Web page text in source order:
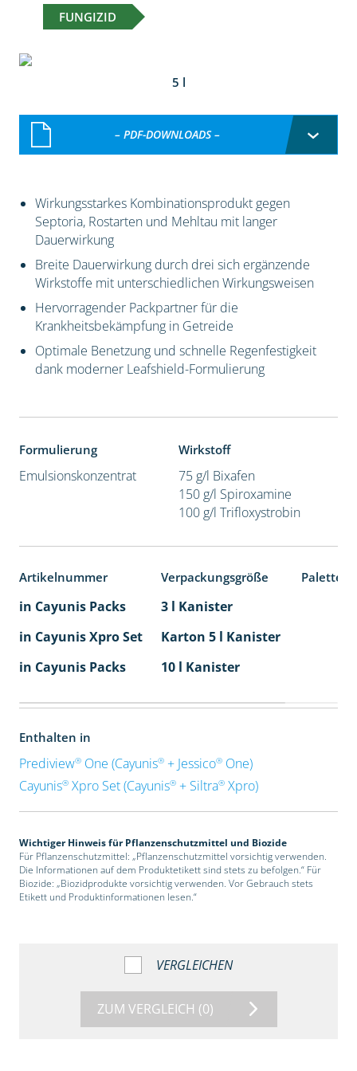
FUNGIZID
5 l
– PDF-DOWNLOADS –
Wirkungsstarkes Kombinationsprodukt gegen
Septoria, Rostarten und Mehltau mit langer
Dauerwirkung
Breite Dauerwirkung durch drei sich ergänzende
Wirkstoffe mit unterschiedlichen Wirkungsweisen
Hervorragender Packpartner für die
Krankheitsbekämpfung in Getreide
Optimale Benetzung und schnelle Regenfestigkeit
dank moderner Leafshield-Formulierung
Formulierung
Emulsionskonzentrat
Wirkstoff
75 g/l Bixafen
150 g/l Spiroxamine
100 g/l Trifloxystrobin
Artikelnummer Verpackungsgröße
in Cayunis Packs
3 l Kanister
in Cayunis Xpro Set
Karton 5 l Kanister
in Cayunis Packs
10 l Kanister
Enthalten in
Prediview®One (Cayunis®+ Jessico®One)
Cayunis®Xpro Set (Cayunis®+ Siltra®Xpro)
Wichtiger Hinweis für Pflanzenschutzmittel und Biozide
Für Pflanzenschutzmittel: „Pflanzenschutzmittel vorsichtig verwenden.
Die Informationen auf dem Produktetikett sind stets zu befolgen.“ Für
Biozide: „Biozidprodukte vorsichtig verwenden. Vor Gebrauch stets
Etikett und Produktinformationen lesen.“
VERGLEICHEN
ZUM VERGLEICH (0)